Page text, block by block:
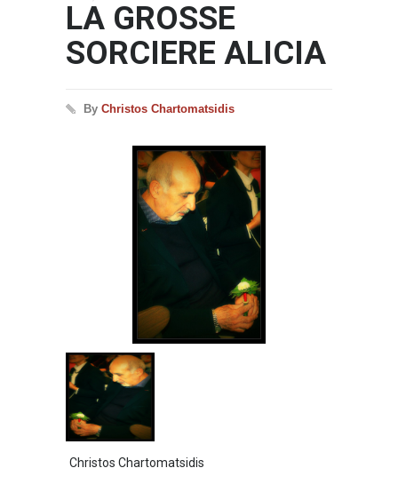
LA GROSSE
SORCIERE ALICIA
By Christos Chartomatsidis
Christos Chartomatsidis